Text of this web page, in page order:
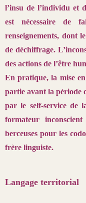
l’insu de l’individu et
est nécessaire de
renseignements, dont
de déchiffrage.
des actions de l’être
En pratique, la mise en
partie avant la période
par le self-service de
formateur
berceuses pour les
frère linguiste.
Langage territorial